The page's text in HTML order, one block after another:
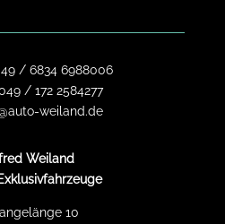
/ 6834 6988006
/ 172 2584277
weiland.de
Weiland
10